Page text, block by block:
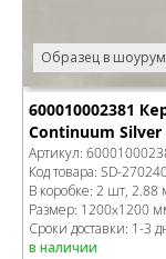
Образец в
600010002381
Continuum Silver
Артикул:
Код товара: SD-
В коробке: 2 шт, 2.88
Размер: 1200x1200
Сроки доставки: 1-3
в наличии